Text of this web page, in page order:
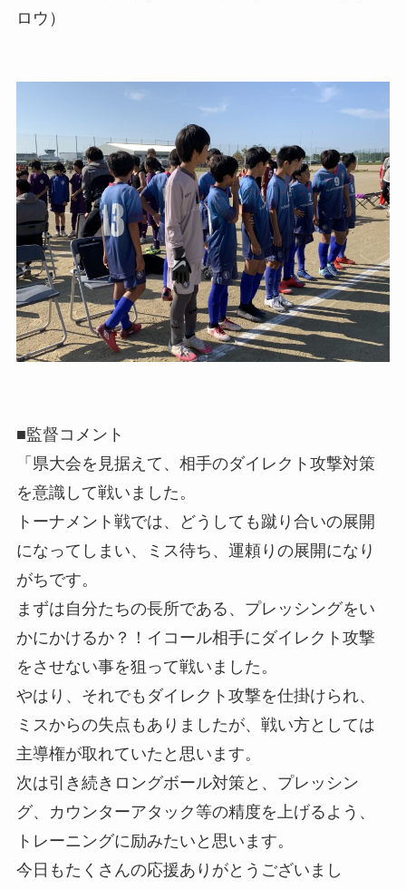
ロウ）
■監督コメント
「県大会を見据えて、相手のダイレクト攻撃対策
を意識して戦いました。
トーナメント戦では、どうしても蹴り合いの展開
になってしまい、ミス待ち、運頼りの展開になり
がちです。
まずは自分たちの長所である、プレッシングをい
かにかけるか？！イコール相手にダイレクト攻撃
をさせない事を狙って戦いました。
やはり、それでもダイレクト攻撃を仕掛けられ、
ミスからの失点もありましたが、戦い方としては
主導権が取れていたと思います。
次は引き続きロングボール対策と、プレッシン
グ、カウンターアタック等の精度を上げるよう、
トレーニングに励みたいと思います。
今日もたくさんの応援ありがとうございまし